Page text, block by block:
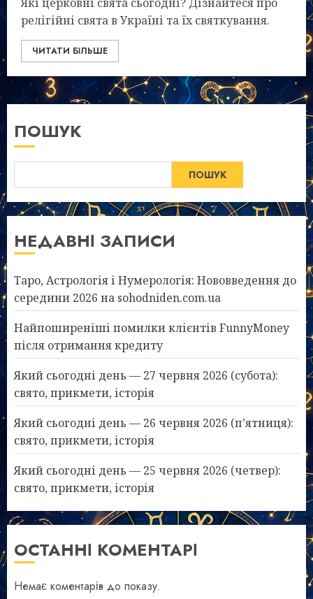
релігійні свята в Україні та їх святкування.
ЧИТАТИ БІЛЬШЕ
ПОШУК
ПОШУК
НЕДАВНІ ЗАПИСИ
Таро, Астрологія і Нумерологія: Нововведення до
середини 2026 на sohodniden.com.ua
Найпоширеніші помилки клієнтів FunnyMoney
після отримання кредиту
Який сьогодні день — 27 червня 2026 (субота):
свято, прикмети, історія
Який сьогодні день — 26 червня 2026 (п’ятниця):
свято, прикмети, історія
Який сьогодні день — 25 червня 2026 (четвер):
свято, прикмети, історія
ОСТАННІ КОМЕНТАРІ
Немає коментарів до показу.